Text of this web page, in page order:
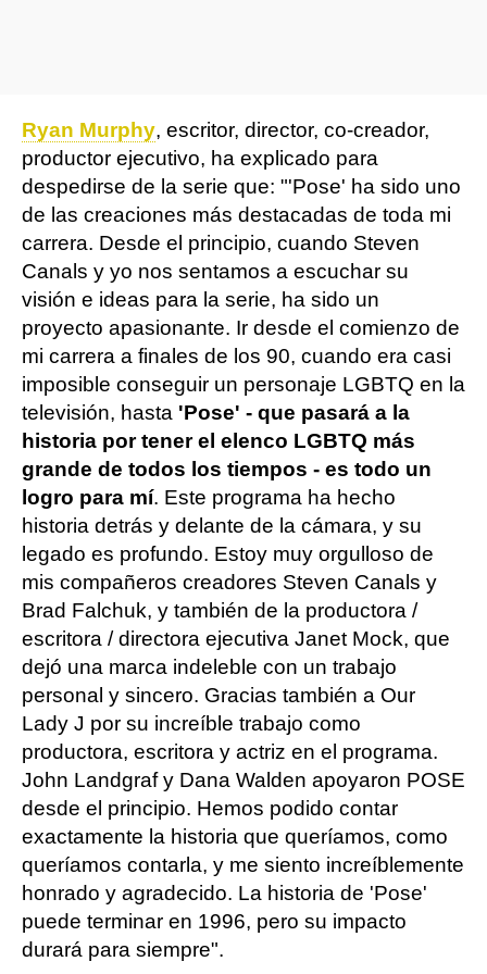
Ryan Murphy, escritor, director, co-creador,
productor ejecutivo, ha explicado para
despedirse de la serie que: "'Pose' ha sido uno
de las creaciones más destacadas de toda mi
carrera. Desde el principio, cuando Steven
Canals y yo nos sentamos a escuchar su
visión e ideas para la serie, ha sido un
proyecto apasionante. Ir desde el comienzo de
mi carrera a finales de los 90, cuando era casi
imposible conseguir un personaje LGBTQ en la
televisión, hasta 'Pose' - que pasará a la
historia por tener el elenco LGBTQ más
grande de todos los tiempos - es todo un
logro para mí. Este programa ha hecho
historia detrás y delante de la cámara, y su
legado es profundo. Estoy muy orgulloso de
mis compañeros creadores Steven Canals y
Brad Falchuk, y también de la productora /
escritora / directora ejecutiva Janet Mock, que
dejó una marca indeleble con un trabajo
personal y sincero. Gracias también a Our
Lady J por su increíble trabajo como
productora, escritora y actriz en el programa.
John Landgraf y Dana Walden apoyaron POSE
desde el principio. Hemos podido contar
exactamente la historia que queríamos, como
queríamos contarla, y me siento increíblemente
honrado y agradecido. La historia de 'Pose'
puede terminar en 1996, pero su impacto
durará para siempre".